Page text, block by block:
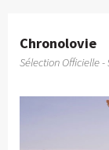
Chronolovie
Sélection Officielle